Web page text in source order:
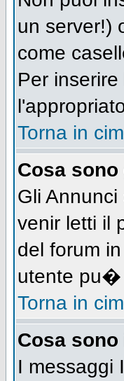
un server!)
come
Per
Torna in
Cosa
Gli
venir letti il
del forum
utente pu�
Torna in
Cosa
I messaggi